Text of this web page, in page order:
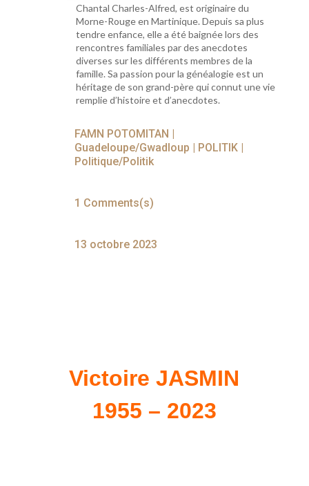
Chantal Charles-Alfred, est originaire du
Morne-Rouge en Martinique. Depuis sa plus
tendre enfance, elle a été baignée lors des
rencontres familiales par des anecdotes
diverses sur les différents membres de la
famille. Sa passion pour la généalogie est un
héritage de son grand-père qui connut une vie
remplie d’histoire et d’anecdotes.
FAMN POTOMITAN |
Guadeloupe/Gwadloup | POLITIK|
Politique/Politik
1 Comments(s)
13 octobre 2023
Victoire JASMIN
1955 – 2023